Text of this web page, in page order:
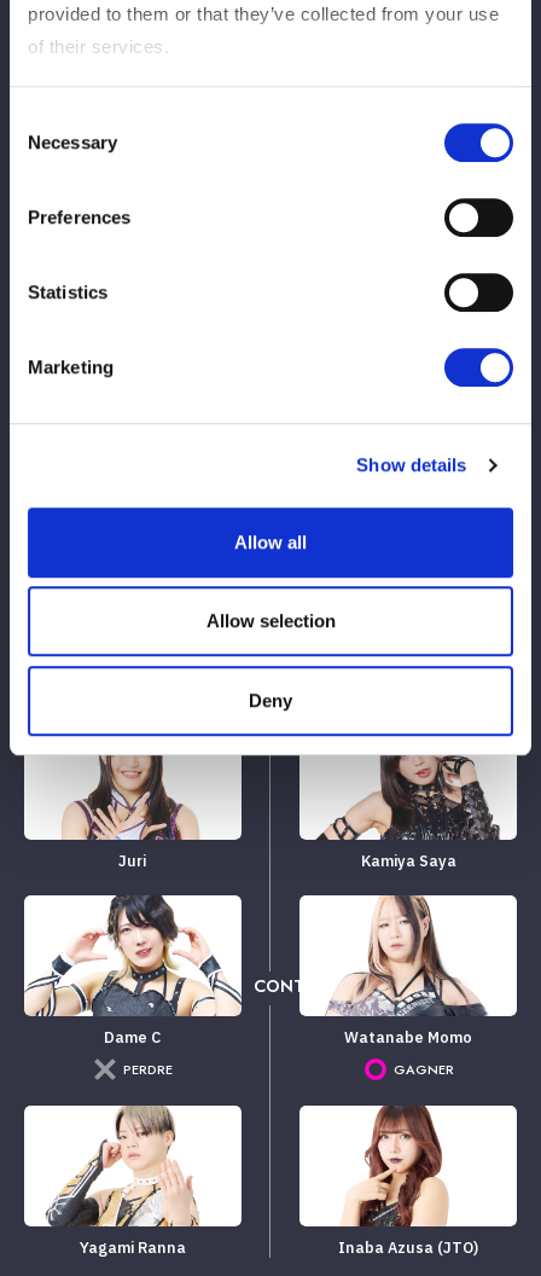
provided to them or that they’ve collected from your use
of their services.
Selection
Necessary
Preferences
Statistics
Marketing
Show details
Allow all
Allow selection
Deny
Hoshirai Mei
PERDRE C'est Fukigen ★
Petite vague: la prise de dormeur d'étouffement du
Afficher le rapport Match
Match de tag de 6 personnes
Juri
Dame C
PERDRE
Yagami Ranna
CONTRE
Kamiya Saya
Watanabe Momo
GAGNER
Inaba Azusa (JTO)